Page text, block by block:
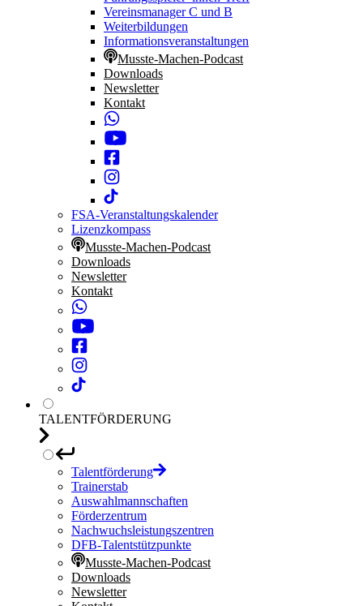
Vereinsmanager C und B
Weiterbildungen
Informationsveranstaltungen
Musste-Machen-Podcast
Downloads
Newsletter
Kontakt
FSA-Veranstaltungskalender
Lizenzkompass
Musste-Machen-Podcast
Downloads
Newsletter
Kontakt
TALENTFÖRDERUNG
Talentförderung
Trainerstab
Auswahlmannschaften
Förderzentrum
Nachwuchsleistungszentren
DFB-Talentstützpunkte
Musste-Machen-Podcast
Downloads
Newsletter